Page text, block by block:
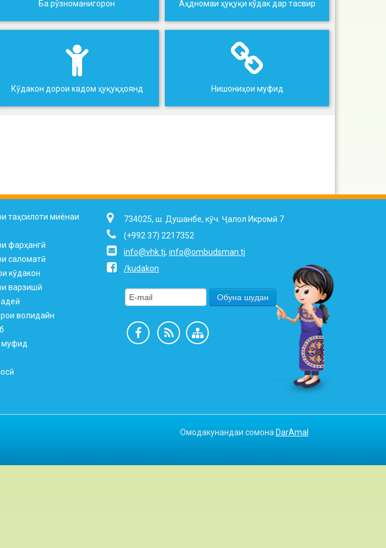
Ба рӯзноманигорон
Кӯдакон дорои кадом ҳуқуқҳоянд
Аҳдномаи ҳуқуқи кўдак дар тасвир
Нишониҳои муфид
таҳсилоти миёнаи
фарҳангӣ
саломатӣ
кӯдакон
варзишӣ
волидайн
муфид
734025, ш. Душанбе, кӯч. Ҷалол Икромӣ 7
(+992 37) 2217352
info@vhk.tj, info@ombudsman.tj
/kudakon
Омодакунандаи сомона DarAmal